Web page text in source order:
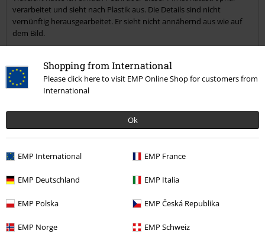
Shopping from International
Please click here to visit EMP Online Shop for customers from
International
Ok
EMP International EMP France
EMP Deutschland EMP Italia
EMP Polska EMP Česká Republika
EMP Norge EMP Schweiz
verarbeitet und sieht nach Plastik aus. Die Details sind nicht
vernünftig herausgearbeitet. Er sieht nicht annähernd aus wie auf
dem Bild.
Verifizierte Rezension
War diese Bewertung hilfreich für dich?
Kommentieren
Geschrieben am: Samstag, 24.02.2024